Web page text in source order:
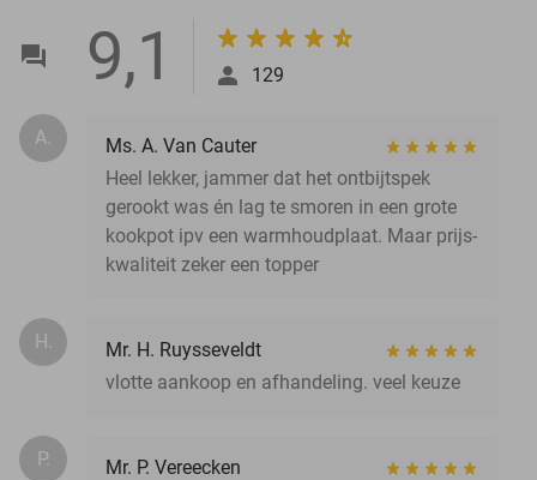
9,1 129
A.
Ms. A. Van Cauter
Heel lekker, jammer dat het ontbijtspek
gerookt was én lag te smoren in een grote
kookpot ipv een warmhoudplaat. Maar prijs-
kwaliteit zeker een topper
H.
Mr. H. Ruysseveldt
vlotte aankoop en afhandeling. veel keuze
P.
Mr. P. Vereecken